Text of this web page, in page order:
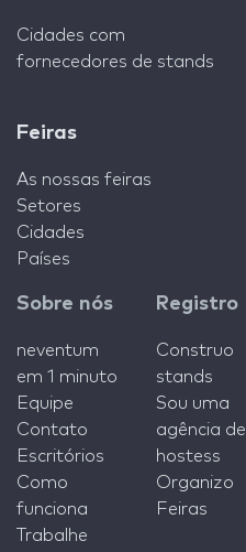
Cidades com
fornecedores de stands
Feiras
As nossas feiras
Setores
Cidades
Países
Sobre nós
neventum
em 1 minuto
Equipe
Contato
Escritórios
Como
funciona
Trabalhe
Registro
Construo
stands
Sou uma
agência de
hostess
Organizo
Feiras